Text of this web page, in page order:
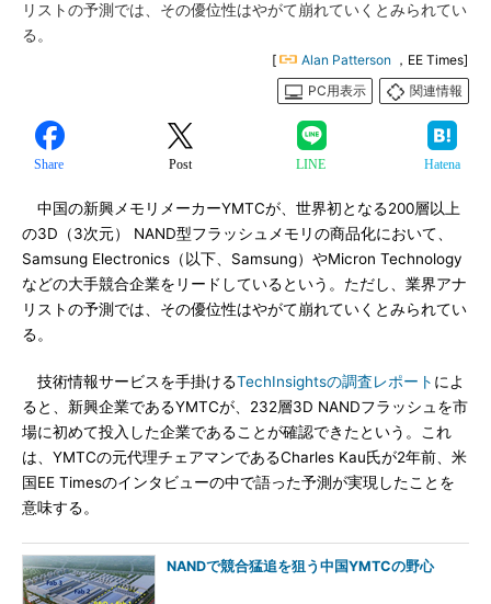
リストの予測では、その優位性はやがて崩れていくとみられてい
る。
[ Alan Patterson ，EE Times]
PC用表示
関連情報
Share Post LINE Hatena
中国の新興メモリメーカーYMTCが、世界初となる200層以上
の3D（3次元） NAND型フラッシュメモリの商品化において、
Samsung Electronics（以下、Samsung）やMicron Technology
などの大手競合企業をリードしているという。ただし、業界アナ
リストの予測では、その優位性はやがて崩れていくとみられてい
る。
技術情報サービスを手掛けるTechInsightsの調査レポート によ
ると、新興企業であるYMTCが、232層3D NANDフラッシュを市
場に初めて投入した企業であることが確認できたという。これ
は、YMTCの元代理チェアマンであるCharles Kau氏が2年前、米
国EE Timesのインタビューの中で語った予測が実現したことを
意味する。
NANDで競合猛追を狙う中国YMTCの野心